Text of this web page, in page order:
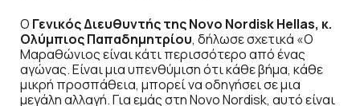
Ο Γενικός Διευθυντής της Novo Nordisk Hellas, κ.
Ολύμπιος Παπαδημητρίου, δήλωσε σχετικά «Ο
Μαραθώνιος είναι κάτι περισσότερο από ένας
αγώνας. Είναι μια υπενθύμιση ότι κάθε βήμα, κάθε
μικρή προσπάθεια, μπορεί να οδηγήσει σε μια
μεγάλη αλλαγή. Για εμάς στη Novo Nordisk, αυτό είναι